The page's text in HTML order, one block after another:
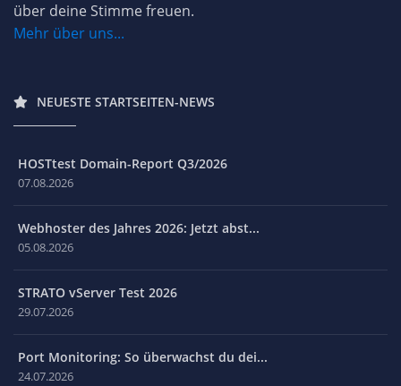
über deine Stimme freuen.
Mehr über uns...
NEUESTE STARTSEITEN-NEWS
HOSTtest Domain-Report Q3/2026
07.08.2026
Webhoster des Jahres 2026: Jetzt abst...
05.08.2026
STRATO vServer Test 2026
29.07.2026
Port Monitoring: So überwachst du dei...
24.07.2026